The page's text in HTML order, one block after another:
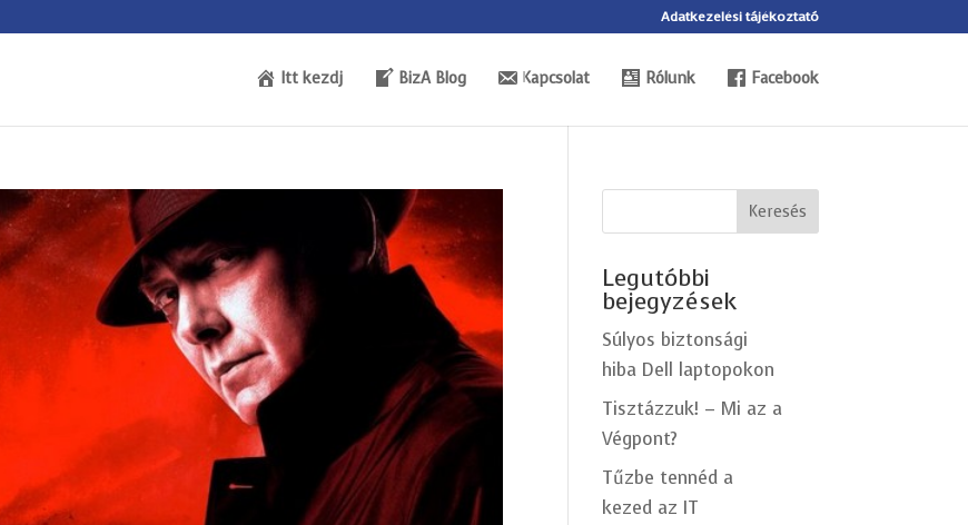
Adatkezelési tájékoztató
Itt kezdj BizA Blog Kapcsolat Rólunk Facebook
Keresés
Legutóbbi
bejegyzések
Súlyos biztonsági
hiba Dell laptopokon
Tisztázzuk! – Mi az a
Végpont?
Tűzbe tennéd a
kezed az IT